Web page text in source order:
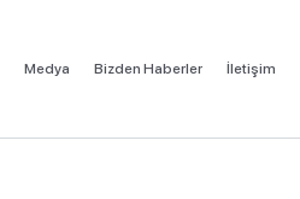
Medya Bizden Haberler İletişim